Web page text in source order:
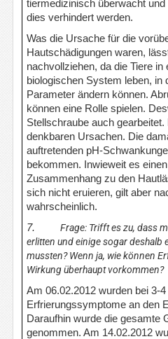
tiermedizinisch überwacht
dies verhindert werden.
Was die Ursache für die
Hautschädigungen waren,
nachvollziehen, da die Tiere
biologischen System leben, in
Parameter ändern können.
können eine Rolle spielen.
Stellschraube auch
denkbaren Ursachen. Die
auftretenden pH-
bekommen. Inwieweit es
Zusammenhang zu den
sich nicht eruieren, gilt aber
wahrscheinlich.
7. Frage: Trifft es zu, dass
erlitten und einige sogar deshalb
mussten? Wenn ja, wie können
Wirkung überhaupt vorkommen?
Am 06.02.2012 wurden bei 3-4
Erfrierungssymptome an den
Daraufhin wurde die gesamte
genommen. Am 14.02.2012